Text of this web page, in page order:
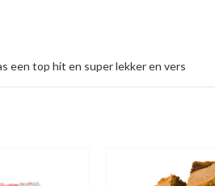
een top hit en super lekker en vers